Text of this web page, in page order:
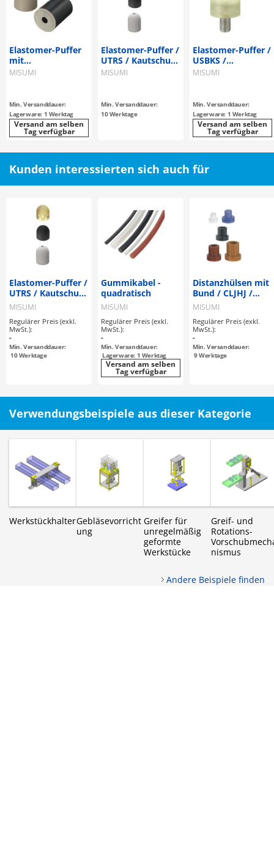
Elastomer-Puffer
mit
Edelstahlscheibe /
A30-A95 /
Durchgangsbohrung,
Metallscheibe / AD
12-60 / Länge 10-
MISUMI
Min. Versanddauer:
Lagerware: 1 Werktag
Versand am selben
Tag verfügbar
Elastomer-Puffer /
UTRS / Kautschuk
wählbar / Shore
massiv, /
Sacklochbohrung,
MISUMI
Min. Versanddauer:
10 Werktage
Elastomer-Puffer /
USBKS /
Kautschuk
Senkung,
Außengewinde /
Gewindebolzen /
AD 12-30 / Länge
MISUMI
Min. Versanddauer:
Lagerware: 1 Werktag
Versand am selben
Tag verfügbar
Kunden interessierten sich auch für
Elastomer-Puffer /
UTRS / Kautschuk
wählbar / Shore
A35-A95 /
Halbrund-Kopf /
massiv, /
Sacklochbohrung,
halbrunder Kopf /
MISUMI
Regulärer Preis (exkl.
MwSt.):
-
Min. Versanddauer:
10Werktage
Gummikabel -
quadratisch
MISUMI
Regulärer Preis (exkl.
MwSt.):
-
Min. Versanddauer:
Lagerware: 1 Werktag
Versand am selben
Tag verfügbar
Distanzhülsen mit
Bund / CLJHJ /
Kunststoff
wählbar
MISUMI
Regulärer Preis (exkl.
MwSt.):
-
Min. Versanddauer:
9Werktage
Verwendungsbeispiele aus dieser Kategorie
WerkstückhalterGebläsevorricht
ung
Greifer für
unregelmäßig
geformte
Werkstücke
Greif- und
Rotations-
nismus
Andere Beispiele finden